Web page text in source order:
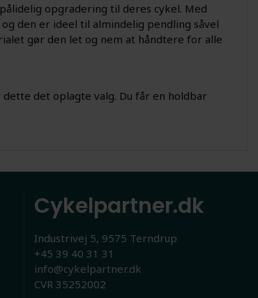
opgradering til deres cykel. Med
den er ideel til almindelig pendling såvel
gør den let og nem at håndtere for alle
det oplagte valg. Du får en holdbar
Cykelpartner.dk
Industrivej 5, 9575 Terndrup
+45 39 40 31 31
info@cykelpartner.dk
CVR 35252002